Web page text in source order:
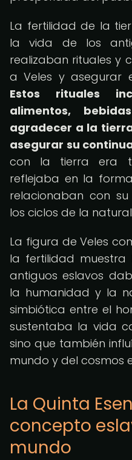
La fertilidad de la
la vida de los
realizaban rituales y
a Veles y asegurar
Estos rituales
alimentos,
agradecer a la
asegurar su
con la tierra era
reflejaba en la
relacionaban con
los ciclos de la
La figura de Veles
la fertilidad
antiguos eslavos
la humanidad y la
simbiótica entre el
sustentaba la vida
sino que también
mundo y del cosmos
La Quinta
concepto
mundo